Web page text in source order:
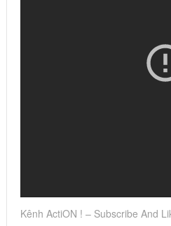
Kênh ActiON ! – Subscribe And